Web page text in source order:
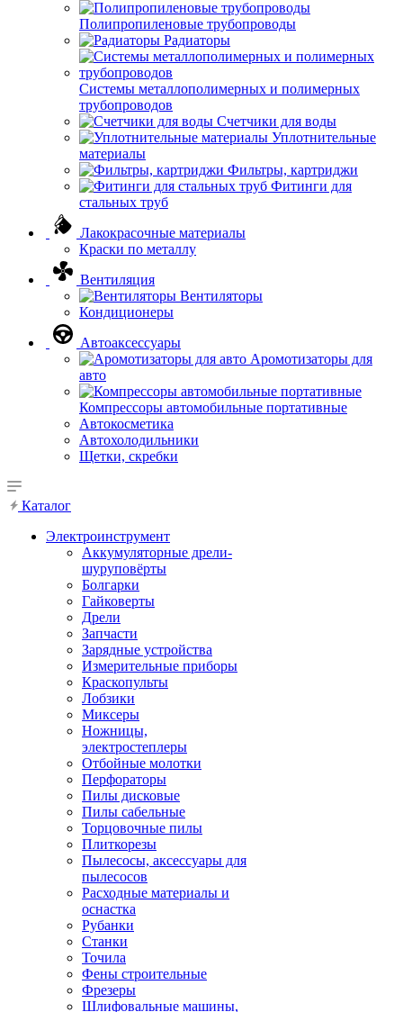
Полипропиленовые трубопроводы
Радиаторы
Системы металлополимерных и полимерных
трубопроводов
Счетчики для воды
Уплотнительные
материалы
Фильтры, картриджи
Фитинги для
стальных труб
Лакокрасочные материалы
Краски по металлу
Вентиляция
Вентиляторы
Кондиционеры
Автоаксессуары
Аромотизаторы для
авто
Компрессоры автомобильные портативные
Автокосметика
Автохолодильники
Щетки, скребки
Каталог
Электроинструмент
Аккумуляторные дрели-
шуруповёрты
Болгарки
Гайковерты
Дрели
Запчасти
Зарядные устройства
Измерительные приборы
Краскопульты
Лобзики
Миксеры
Ножницы,
электростеплеры
Отбойные молотки
Перфораторы
Пилы дисковые
Пилы сабельные
Торцовочные пилы
Плиткорезы
Пылесосы, аксессуары для
пылесосов
Расходные материалы и
оснастка
Рубанки
Станки
Точила
Фены строительные
Фрезеры
Шлифовальные машины,